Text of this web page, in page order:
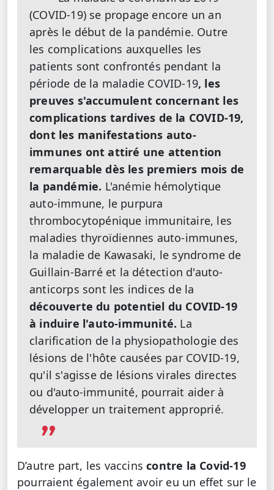
(COVID-19) se propage encore un an
après le début de la pandémie. Outre
les complications auxquelles les
patients sont confrontés pendant la
période de la maladie COVID-19, les
preuves s'accumulent concernant les
complications tardives de la COVID-19,
dont les manifestations auto-
immunes ont attiré une attention
remarquable dès les premiers mois de
la pandémie. L'anémie hémolytique
auto-immune, le purpura
thrombocytopénique immunitaire, les
maladies thyroïdiennes auto-immunes,
la maladie de Kawasaki, le syndrome de
Guillain-Barré et la détection d'auto-
anticorps sont les indices de la
découverte du potentiel du COVID-19
à induire l'auto-immunité. La
clarification de la physiopathologie des
lésions de l'hôte causées par COVID-19,
qu'il s'agisse de lésions virales directes
ou d'auto-immunité, pourrait aider à
développer un traitement approprié.
D’autre part, les vaccins contre la Covid-19
pourraient également avoir eu un effet sur le